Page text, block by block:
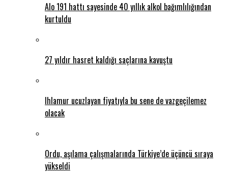
Alo 191 hattı sayesinde 40 yıllık alkol bağımlılığından
kurtuldu
27 yıldır hasret kaldığı saçlarına kavuştu
Ihlamur ucuzlayan fiyatıyla bu sene de vazgeçilemez
olacak
Ordu, aşılama çalışmalarında Türkiye’de üçüncü sıraya
yükseldi